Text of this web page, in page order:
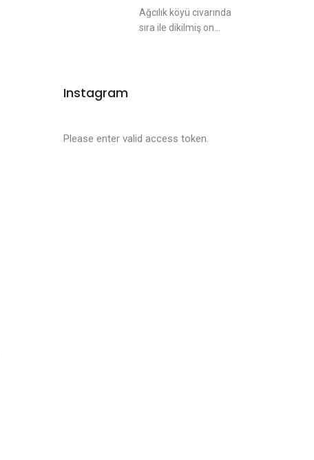
Ağcılık köyü civarında
sıra ile dikilmiş on...
Instagram
Please enter valid access token.